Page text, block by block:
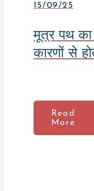
15/09/25
मूत्र पथ
कारणों से
Read
More